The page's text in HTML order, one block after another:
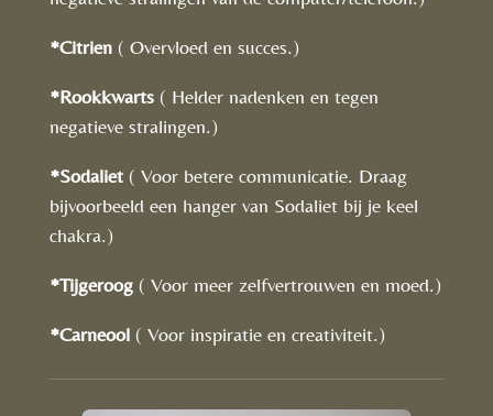
*Citrien( Overvloed en succes.)
*Rookkwarts( Helder nadenken en tegen
negatieve stralingen.)
*Sodaliet( Voor betere communicatie. Draag
bijvoorbeeld een hanger van Sodaliet bij je keel
chakra.)
*Tijgeroog( Voor meer zelfvertrouwen en moed.)
*Carneool( Voor inspiratie en creativiteit.)